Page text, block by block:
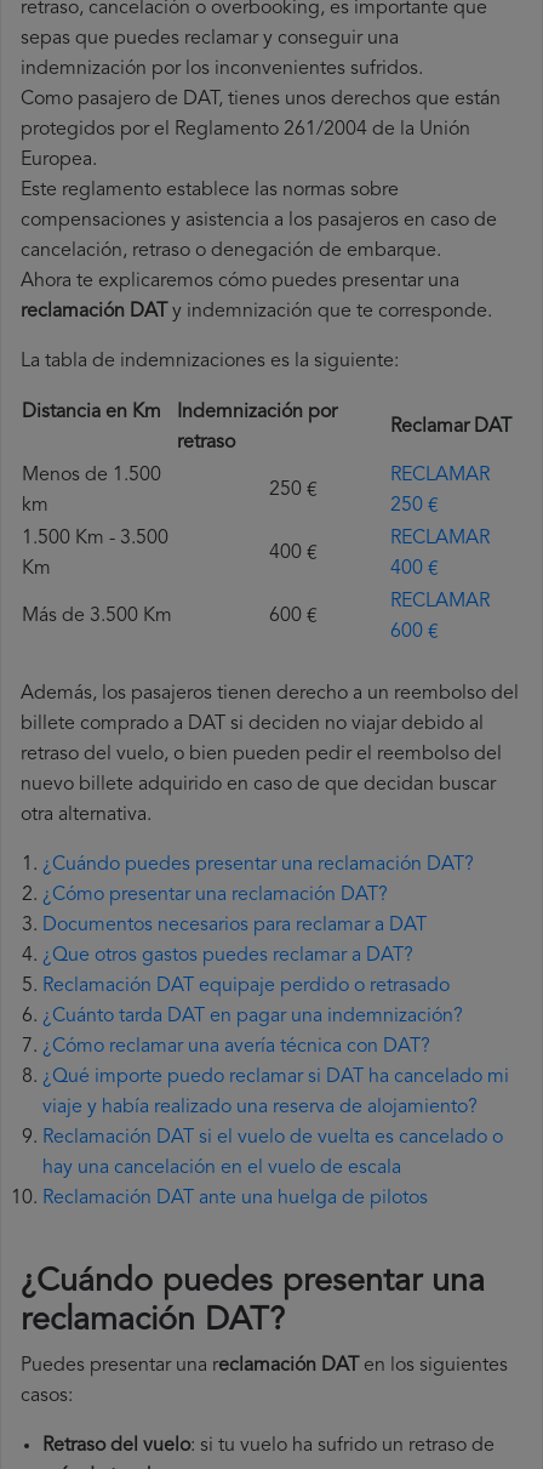
retraso, cancelación o overbooking, es importante que
sepas que puedes reclamar y conseguir una
indemnización por los inconvenientes sufridos.
Como pasajero de DAT, tienes unos derechos que están
protegidos por el Reglamento 261/2004 de la Unión
Europea.
Este reglamento establece las normas sobre
compensaciones y asistencia a los pasajeros en caso de
cancelación, retraso o denegación de embarque.
Ahora te explicaremos cómo puedes presentar una
reclamación DAT y indemnización que te corresponde.
La tabla de indemnizaciones es la siguiente:
Distancia en Km
Indemnización por
retraso
Reclamar DAT
Menos de 1.500
km
250 €
RECLAMAR
250 €
1.500 Km - 3.500
Km
400 €
RECLAMAR
400 €
Más de 3.500 Km 600 €
RECLAMAR
600 €
Además, los pasajeros tienen derecho a un reembolso del
billete comprado a DAT si deciden no viajar debido al
retraso del vuelo, o bien pueden pedir el reembolso del
nuevo billete adquirido en caso de que decidan buscar
otra alternativa.
¿Cuándo puedes presentar una reclamación DAT?
¿Cómo presentar una reclamación DAT?
Documentos necesarios para reclamar a DAT
¿Que otros gastos puedes reclamar a DAT?
Reclamación DAT equipaje perdido o retrasado
¿Cuánto tarda DAT en pagar una indemnización?
¿Cómo reclamar una avería técnica con DAT?
¿Qué importe puedo reclamar si DAT ha cancelado mi
viaje y había realizado una reserva de alojamiento?
Reclamación DAT si el vuelo de vuelta es cancelado o
hay una cancelación en el vuelo de escala
Reclamación DAT ante una huelga de pilotos
¿Cuándo puedes presentar una
reclamación DAT ?
Puedes presentar una reclamación DAT en los siguientes
casos:
Retraso del vuelo: si tu vuelo ha sufrido un retraso de